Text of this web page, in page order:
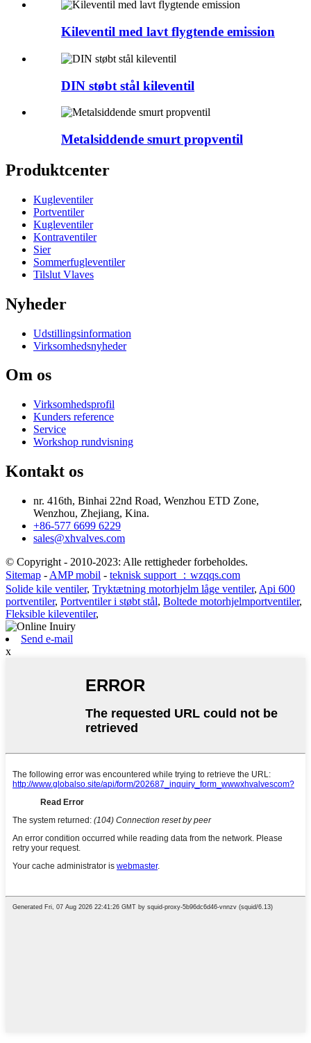
Kileventil med lavt flygtende emission
DIN støbt stål kileventil
Metalsiddende smurt propventil
Produktcenter
Kugleventiler
Portventiler
Kugleventiler
Kontraventiler
Sier
Sommerfugleventiler
Tilslut Vlaves
Nyheder
Udstillingsinformation
Virksomhedsnyheder
Om os
Virksomhedsprofil
Kunders reference
Service
Workshop rundvisning
Kontakt os
nr. 416th, Binhai 22nd Road, Wenzhou ETD Zone,
Wenzhou, Zhejiang, Kina.
+86-577 6699 6229
sales@xhvalves.com
© Copyright - 2010-2023: Alle rettigheder forbeholdes.
Sitemap - AMP mobil - teknisk support ：wzqqs.com
Solide kile ventiler, Tryktætning motorhjelm låge ventiler, Api 600
portventiler, Portventiler i støbt stål, Boltede motorhjelmportventiler,
Fleksible kileventiler,
Send e-mail
x